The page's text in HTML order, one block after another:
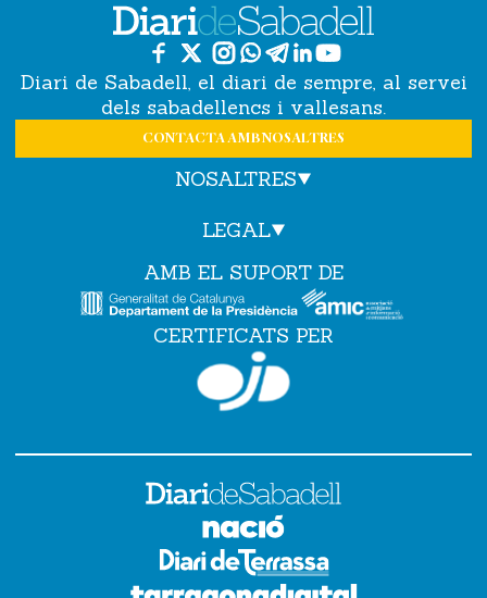
Diari de Sabadell, el diari de sempre, al servei
dels sabadellencs i vallesans.
CONTACTA AMB NOSALTRES
NOSALTRES
LEGAL
AMB EL SUPORT DE
CERTIFICATS PER